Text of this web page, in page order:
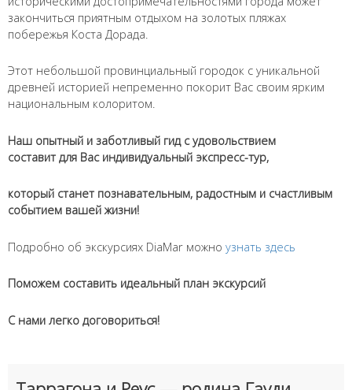
закончиться приятным отдыхом на золотых пляжах
побережья Коста Дорада.
Этот небольшой провинциальный городок с уникальной
древней историей непременно покорит Вас своим ярким
национальным колоритом.
Наш опытный и заботливый гид с удовольствием
составит для Вас индивидуальный экспресс-тур,
который станет познавательным, радостным и счастливым
событием вашей жизни!
Подробно об экскурсиях DiaMar можно узнать здесь
Поможем составить идеальный план экскурсий
С нами легко договориться!
Как к Вам обращаться?
Телефон *
Введите номер Вашего телефона +__(____) ___-__-___